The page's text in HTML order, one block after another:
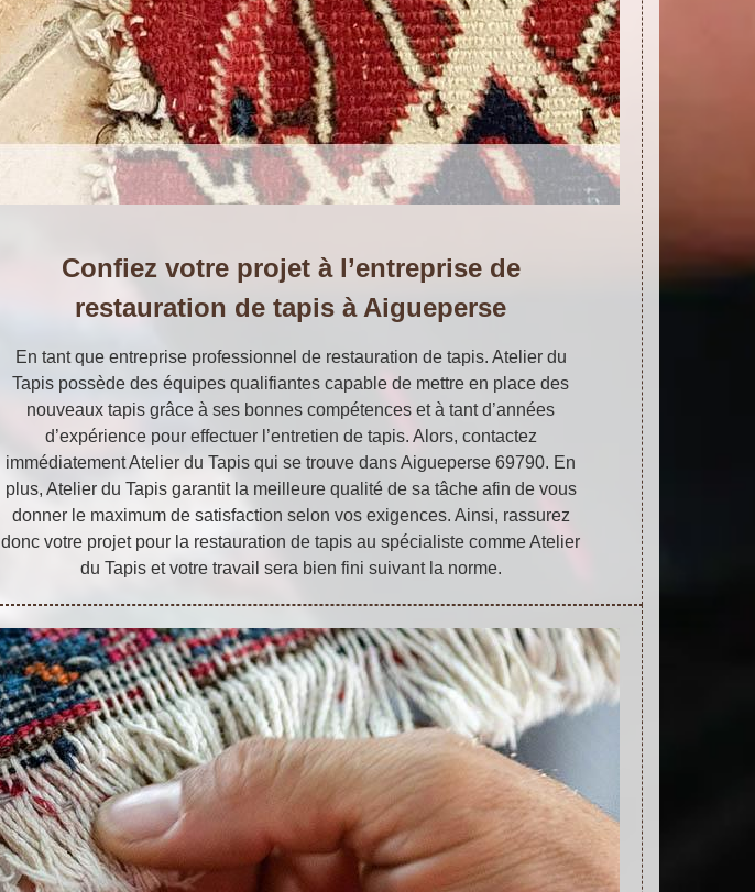
Confiez votre projet à l’entreprise de
restauration de tapis à Aigueperse
En tant que entreprise professionnel de restauration de tapis. Atelier du
Tapis possède des équipes qualifiantes capable de mettre en place des
nouveaux tapis grâce à ses bonnes compétences et à tant d’années
d’expérience pour effectuer l’entretien de tapis. Alors, contactez
immédiatement Atelier du Tapis qui se trouve dans Aigueperse 69790. En
plus, Atelier du Tapis garantit la meilleure qualité de sa tâche afin de vous
donner le maximum de satisfaction selon vos exigences. Ainsi, rassurez
donc votre projet pour la restauration de tapis au spécialiste comme Atelier
du Tapis et votre travail sera bien fini suivant la norme.